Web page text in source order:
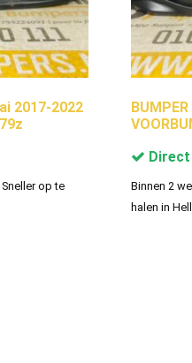
2017-2022
op te
Binnen 2
halen in